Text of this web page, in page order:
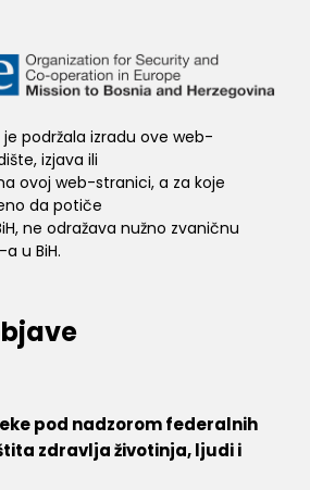
je podržala izradu ove web-
izjava ili
ovoj web-stranici, a za koje
da potiče
ne odražava nužno zvaničnu
u BiH.
pod nadzorom federalnih
zdravlja životinja, ljudi i